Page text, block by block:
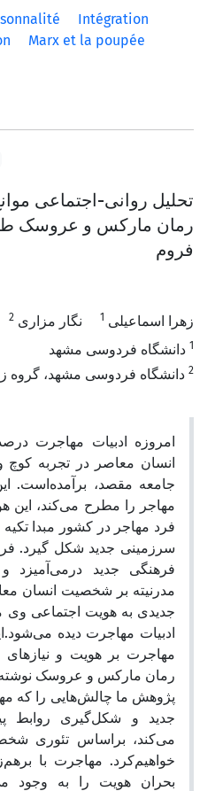
Intégration
Marx et la poupée
تحلیل روانی-اجتماعی
رمان مارکس و عروسک
فروم
زهرا اسماعیلی 1 نگار مزاری 2
1 دانشگاه فردوسی مشهد
2 دانشگاه فردوسی مشهد، گروه
امروزه ادبیات مهاجرت
انسان معاصر در تجربه کوچ
جامعه مقصد، برآمده‌است.
مهاجر را مطرح می‌کند، این
فرد مهاجر در کشور مبدا تکیه
سرزمینی جدید شکل گیرد.
فرهنگی جدید در‌می‌آمیزد و
مدرنیته بر شخصیت انسان
جدیدی به هویت اجتماعی وی
ادبیات مهاجرت دیده
مهاجرت بر هویت و
رمان مارکس و عروسک نوشته
پژوهش ما چالش‌هایی را که
جدید و شکل‌گیری روابط
می‌کند، براساس تئوری
خواهیم‌کرد. مهاجرت با
بحران هویت را به وجود